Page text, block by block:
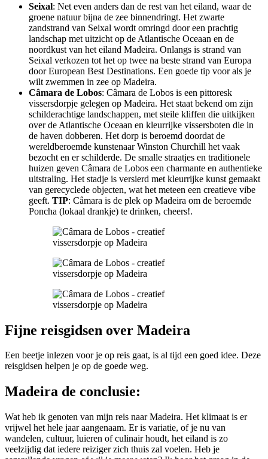
Seixal: Net even anders dan de rest van het eiland, waar de
groene natuur bijna de zee binnendringt. Het zwarte
zandstrand van Seixal wordt omringd door een prachtig
landschap met uitzicht op de Atlantische Oceaan en de
noordkust van het eiland Madeira. Onlangs is strand van
Seixal verkozen tot het op twee na beste strand van Europa
door European Best Destinations. Een goede tip voor als je
wilt zwemmen in zee op Madeira.
Câmara de Lobos: Câmara de Lobos is een pittoresk
vissersdorpje gelegen op Madeira. Het staat bekend om zijn
schilderachtige landschappen, met steile kliffen die uitkijken
over de Atlantische Oceaan en kleurrijke vissersboten die in
de haven dobberen. Het dorp is beroemd doordat de
wereldberoemde kunstenaar Winston Churchill het vaak
bezocht en er schilderde. De smalle straatjes en traditionele
huizen geven Câmara de Lobos een charmante en authentieke
uitstraling. Het stadje is versierd met kleurrijke kunst gemaakt
van gerecyclede objecten, wat het meteen een creatieve vibe
geeft. TIP: Câmara is de plek op Madeira om de beroemde
Poncha (lokaal drankje) te drinken, cheers!.
Fijne reisgidsen over Madeira
Een beetje inlezen voor je op reis gaat, is al tijd een goed idee. Deze
reisgidsen helpen je op de goede weg.
Madeira de conclusie:
Wat heb ik genoten van mijn reis naar Madeira. Het klimaat is er
vrijwel het hele jaar aangenaam. Er is variatie, of je nu van
wandelen, cultuur, luieren of culinair houdt, het eiland is zo
veelzijdig dat iedere reiziger zich thuis zal voelen. Heb je